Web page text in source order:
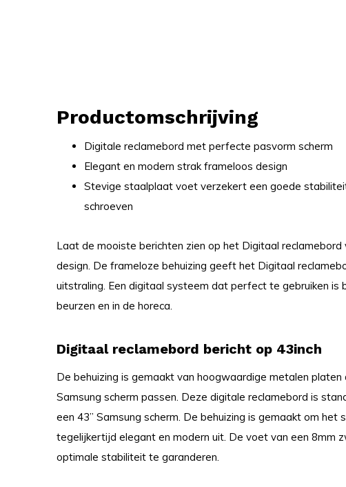
Productomschrijving
Digitale reclamebord met perfecte pasvorm scherm
Elegant en modern strak frameloos design
Stevige staalplaat voet verzekert een goede
schroeven
Laat de mooiste berichten zien op het Digitaal reclamebord
design. De frameloze behuizing geeft het Digitaal
uitstraling. Een digitaal systeem dat perfect te gebruiken is
beurzen en in de horeca.
Digitaal reclamebord bericht op 43inch
De behuizing is gemaakt van hoogwaardige metalen
Samsung scherm passen. Deze digitale reclamebord is
een 43” Samsung scherm. De behuizing is gemaakt om het
tegelijkertijd elegant en modern uit. De voet van een 8mm
optimale stabiliteit te garanderen.